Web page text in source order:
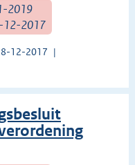
2019
12-2017
12-2017